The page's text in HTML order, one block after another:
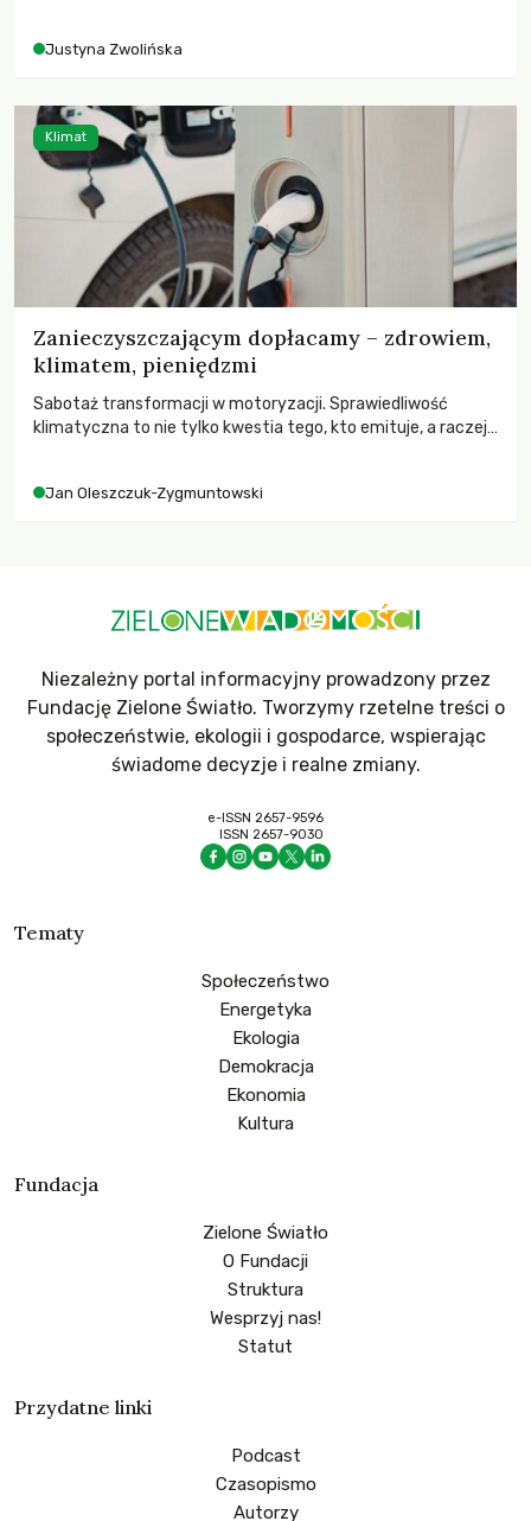
Justyna Zwolińska
Zanieczyszczającym dopłacamy – zdrowiem,
klimatem, pieniędzmi
Sabotaż transformacji w motoryzacji. Sprawiedliwość
klimatyczna to nie tylko kwestia tego, kto emituje, a raczej
Jan Oleszczuk-Zygmuntowski
Klimat
Niezależny portal informacyjny prowadzony przez
Fundację Zielone Światło. Tworzymy rzetelne treści o
społeczeństwie, ekologii i gospodarce, wspierając
świadome decyzje i realne zmiany.
e-ISSN 2657-9596
ISSN 2657-9030
Tematy
Społeczeństwo
Energetyka
Ekologia
Demokracja
Ekonomia
Kultura
Fundacja
Zielone Światło
O Fundacji
Struktura
Wesprzyj nas!
Statut
Przydatne linki
Podcast
Czasopismo
Autorzy